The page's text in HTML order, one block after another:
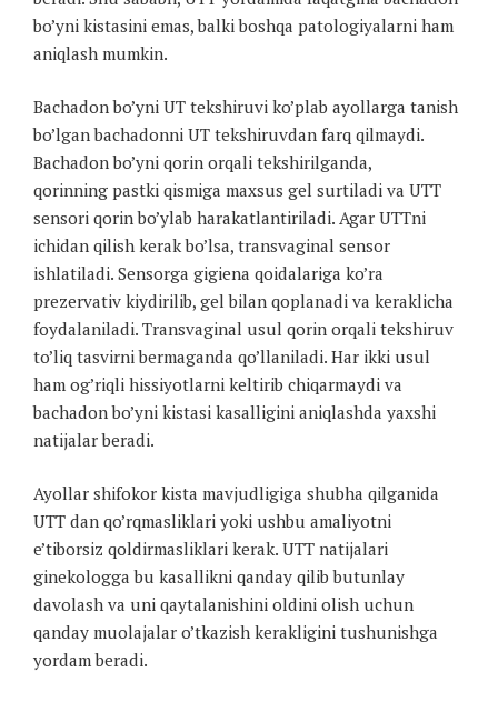
bo’yni kistasini emas, balki boshqa patologiyalarni ham
aniqlash mumkin.
Bachadon bo’yni UT tekshiruvi ko’plab ayollarga tanish
bo’lgan bachadonni UT tekshiruvdan farq qilmaydi.
Bachadon bo’yni qorin orqali tekshirilganda,
qorinning pastki qismiga maxsus gel surtiladi va UTT
sensori qorin bo’ylab harakatlantiriladi. Agar UTTni
ichidan qilish kerak bo’lsa, transvaginal sensor
ishlatiladi. Sensorga gigiena qoidalariga ko’ra
prezervativ kiydirilib, gel bilan qoplanadi va keraklicha
foydalaniladi. Transvaginal usul qorin orqali tekshiruv
to’liq tasvirni bermaganda qo’llaniladi. Har ikki usul
ham og’riqli hissiyotlarni keltirib chiqarmaydi va
bachadon bo’yni kistasi kasalligini aniqlashda yaxshi
natijalar beradi.
Ayollar shifokor kista mavjudligiga shubha qilganida
UTT dan qo’rqmasliklari yoki ushbu amaliyotni
e’tiborsiz qoldirmasliklari kerak. UTT natijalari
ginekologga bu kasallikni qanday qilib butunlay
davolash va uni qaytalanishini oldini olish uchun
qanday muolajalar o’tkazish kerakligini tushunishga
yordam beradi.